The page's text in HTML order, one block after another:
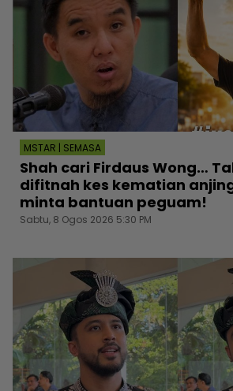
MSTAR | SEMASA
Shah cari Firdaus Wong…
difitnah kes kematian
minta bantuan peguam!
Sabtu, 8 Ogos 2026 5:30 PM